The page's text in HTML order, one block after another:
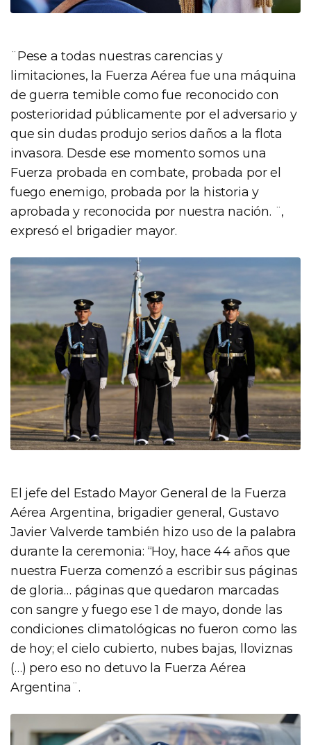
¨Pese a todas nuestras carencias y
limitaciones, la Fuerza Aérea fue una máquina
de guerra temible como fue reconocido con
posterioridad públicamente por el adversario y
que sin dudas produjo serios daños a la flota
invasora. Desde ese momento somos una
Fuerza probada en combate, probada por el
fuego enemigo, probada por la historia y
aprobada y reconocida por nuestra nación. ¨,
expresó el brigadier mayor.
El jefe del Estado Mayor General de la Fuerza
Aérea Argentina, brigadier general, Gustavo
Javier Valverde también hizo uso de la palabra
durante la ceremonia: “Hoy, hace 44 años que
nuestra Fuerza comenzó a escribir sus páginas
de gloria… páginas que quedaron marcadas
con sangre y fuego ese 1 de mayo, donde las
condiciones climatológicas no fueron como las
de hoy; el cielo cubierto, nubes bajas, lloviznas
(…) pero eso no detuvo la Fuerza Aérea
Argentina¨.